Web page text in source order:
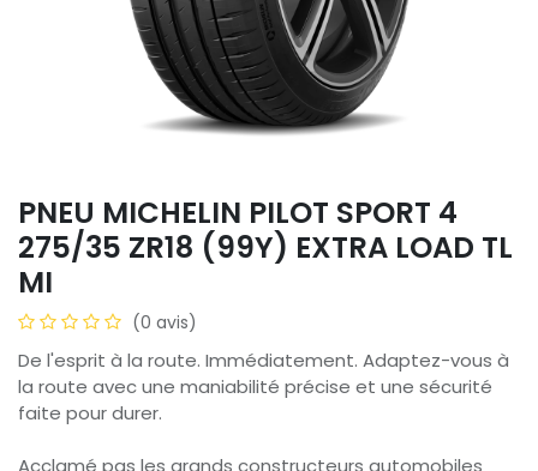
PNEU MICHELIN PILOT SPORT 4
275/35 ZR18 (99Y) EXTRA LOAD TL
MI
(0 avis)
De l'esprit à la route. Immédiatement. Adaptez-vous à
la route avec une maniabilité précise et une sécurité
faite pour durer.
Acclamé pas les grands constructeurs automobiles